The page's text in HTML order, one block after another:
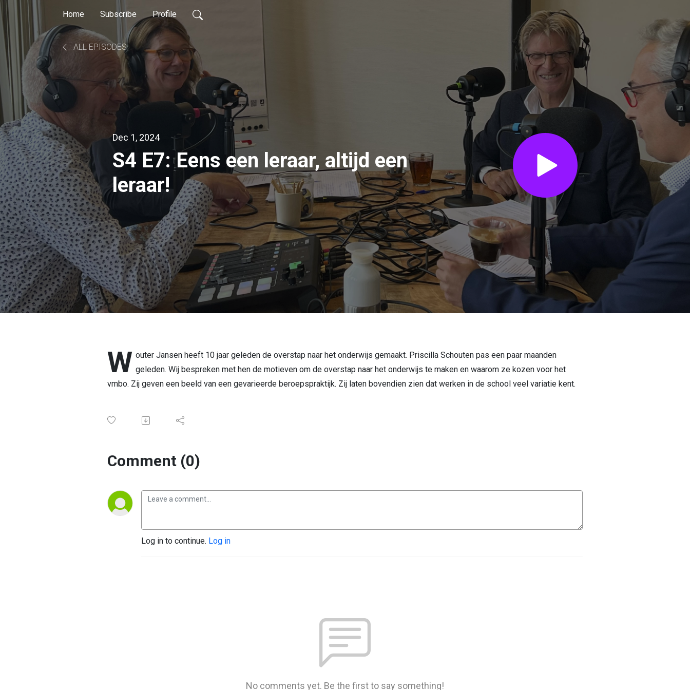
Home Subscribe Profile
ALL EPISODES
Dec 1, 2024
S4 E7: Eens een leraar, altijd een
leraar!
W outer Jansen heeft 10 jaar geleden de overstap naar het onderwijs gemaakt. Priscilla Schouten pas een paar maanden
geleden. Wij bespreken met hen de motieven om de overstap naar het onderwijs te maken en waarom ze kozen voor het
vmbo. Zij geven een beeld van een gevarieerde beroepspraktijk. Zij laten bovendien zien dat werken in de school veel variatie kent.
Comment (0)
Log in to continue. Log in
No comments yet. Be the first to say something!